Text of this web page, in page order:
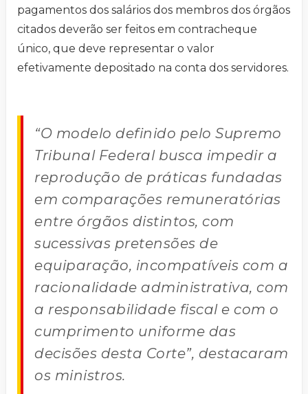
pagamentos dos salários dos membros dos órgãos
citados deverão ser feitos em contracheque
único, que deve representar o valor
efetivamente depositado na conta dos servidores.
“O modelo definido pelo Supremo
Tribunal Federal busca impedir a
reprodução de práticas fundadas
em comparações remuneratórias
entre órgãos distintos, com
sucessivas pretensões de
equiparação, incompatíveis com a
racionalidade administrativa, com
a responsabilidade fiscal e com o
cumprimento uniforme das
decisões desta Corte”, destacaram
os ministros.